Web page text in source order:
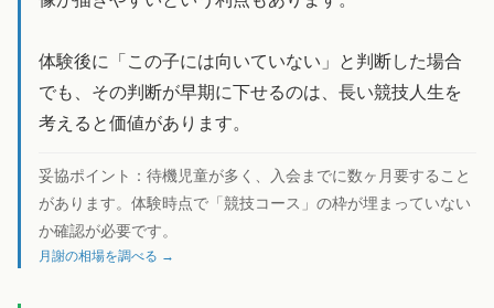
体験後に「この子には向いていない」と判断した場合
でも、その判断が早期に下せるのは、長い競技人生を
考えると価値があります。
妥協ポイント： 待機児童が多く、入会までに数ヶ月要すること
があります。体験時点で「競技コース」の枠が埋まっていない
か確認が必要です。
月謝の相場を調べる →